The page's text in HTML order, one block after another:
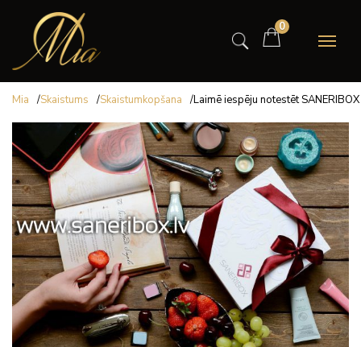
0
Mia /Skaistums /Skaistumkopšana /Laimē iespēju notestēt